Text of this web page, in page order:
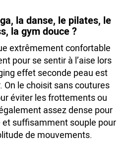
la danse, le pilates, le
la gym douce ?
extrêmement confortable
pour se sentir à l’aise lors
effet seconde peau est
On le choisit sans coutures
éviter les frottements ou
assez dense pour
suffisamment souple pour
de mouvements.